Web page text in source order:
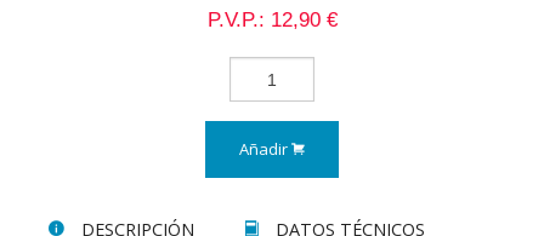
P.V.P.: 12,90 €
Añadir
DESCRIPCIÓN DATOS TÉCNICOS